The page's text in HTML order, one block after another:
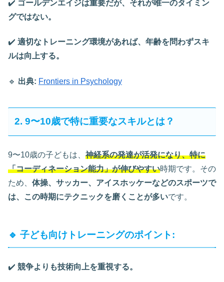
✔️ ゴールデンエイジは重要だが、それが唯一のタイミン
グではない。
✔️ 適切なトレーニング環境があれば、年齢を問わずスキ
ルは向上する。
🔹 出典: Frontiers in Psychology
2. 9〜10歳で特に重要なスキルとは？
9〜10歳の子どもは、 神経系の発達が活発になり、特に
「コーディネーション能力」が伸びやすい時期です。その
ため、 体操、サッカー、アイスホッケーなどのスポーツで
は、この時期にテクニックを磨くことが多いです。
🔹 子ども向けトレーニングのポイント:
✔️ 競争よりも技術向上を重視する。